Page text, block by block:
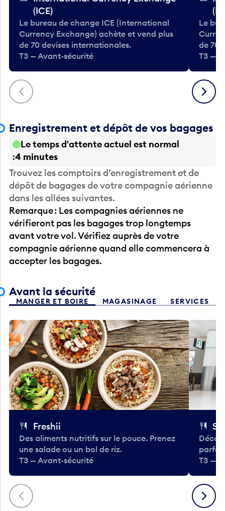
Précédent
(ICE)
Le bureau de change ICE (International
Currency Exchange) achète et vend plus
de 70 devises internationales.
T3 — Avant-sécurité
Le
de 70
T3 —
Suivant
Enregistrement et dépôt de vos bagages
Le temps d'attente actuel est normal
4 minutes
Trouvez les comptoirs d’enregistrement et de
dépôt de bagages de votre compagnie aérienne
dans les allées suivantes.
Remarque : Les compagnies aériennes ne
vérifieront pas les bagages trop longtemps
avant votre vol. Vérifiez auprès de votre
compagnie aérienne quand elle commencera à
accepter les bagages.
Avant la sécurité
MANGER ET BOIRE MAGASINAGE SERVICES
Précédent
Freshii
Des aliments nutritifs sur le pouce. Prenez
une salade ou un bol de riz.
T3 — Avant-sécurité
T3 —
Suivant